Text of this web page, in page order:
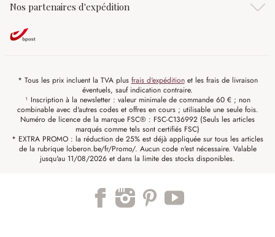
Nos partenaires d'expédition
* Tous les prix incluent la TVA plus frais d'expéditionet les frais de livraison
éventuels, sauf indication contraire.
¹ Inscription à la newsletter : valeur minimale de commande 60 € ; non
combinable avec d'autres codes et offres en cours ; utilisable une seule fois.
Numéro de licence de la marque FSC® : FSC-C136992 (Seuls les articles
marqués comme tels sont certifiés FSC)
* EXTRA PROMO : la réduction de 25% est déjà appliquée sur tous les articles
de la rubrique loberon.be/fr/Promo/. Aucun code n'est nécessaire. Valable
jusqu'au 11/08/2026 et dans la limite des stocks disponibles.